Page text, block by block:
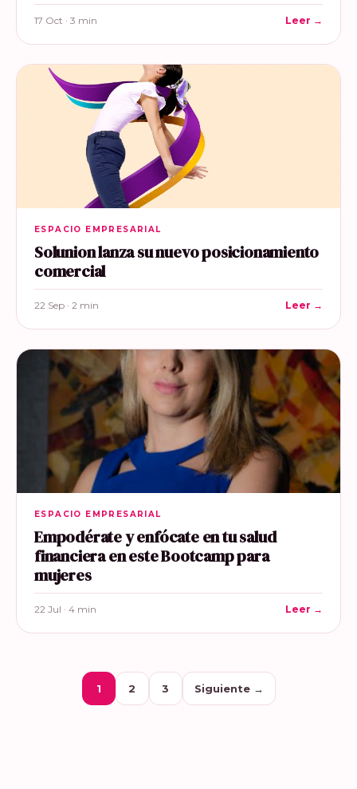
17 Oct · 3 min Leer →
ESPACIO EMPRESARIAL
Solunion lanza su nuevo posicionamiento
comercial
22 Sep · 2 min Leer →
ESPACIO EMPRESARIAL
Empodérate y enfócate en tu salud
financiera en este Bootcamp para
mujeres
22 Jul · 4 min Leer →
1 2 3 Siguiente →